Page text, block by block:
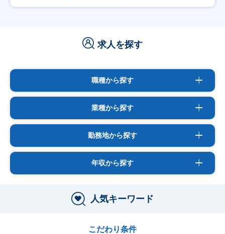
求人を探す
職種から探す
業種から探す
勤務地から探す
年収から探す
人気キーワード
こだわり条件